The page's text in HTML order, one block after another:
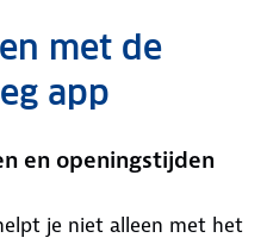
met de
app
en openingstijden
je niet alleen met het